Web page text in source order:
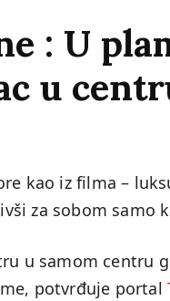
: U
u
kao iz filma –
za sobom samo
u samom centru
potvrđuje portal